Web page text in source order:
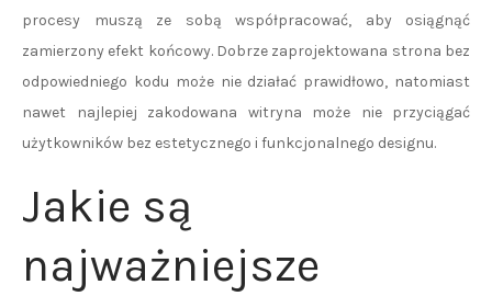
procesy muszą ze sobą współpracować, aby osiągnąć
zamierzony efekt końcowy. Dobrze zaprojektowana strona bez
odpowiedniego kodu może nie działać prawidłowo, natomiast
nawet najlepiej zakodowana witryna może nie przyciągać
użytkowników bez estetycznego i funkcjonalnego designu.
Jakie są
najważniejsze